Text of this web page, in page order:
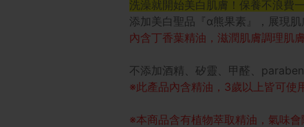
洗澡就開始美白肌膚！保養不浪費
添加美白聖品『α熊果素』，展現肌
內含丁香葉精油，滋潤肌膚調理肌膚
不添加酒精、矽靈、甲醛、
※此產品內含精油，3歲以上皆可使
※本商品含有植物萃取精油，氣味